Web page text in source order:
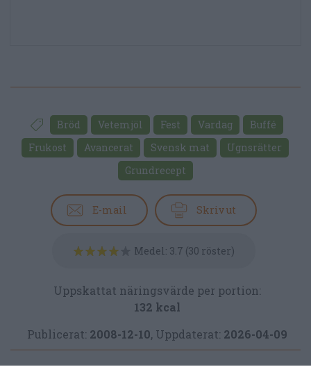
Bröd Vetemjöl Fest Vardag
Buffé
Frukost
Avancerat Svensk mat
Ugnsrätter
Grundrecept
E-mail Skriv ut
Medel: 3.7 (30 röster)
Uppskattat näringsvärde per portion:
132 kcal
Publicerat: 2008-12-10, Uppdaterat: 2026-04-09